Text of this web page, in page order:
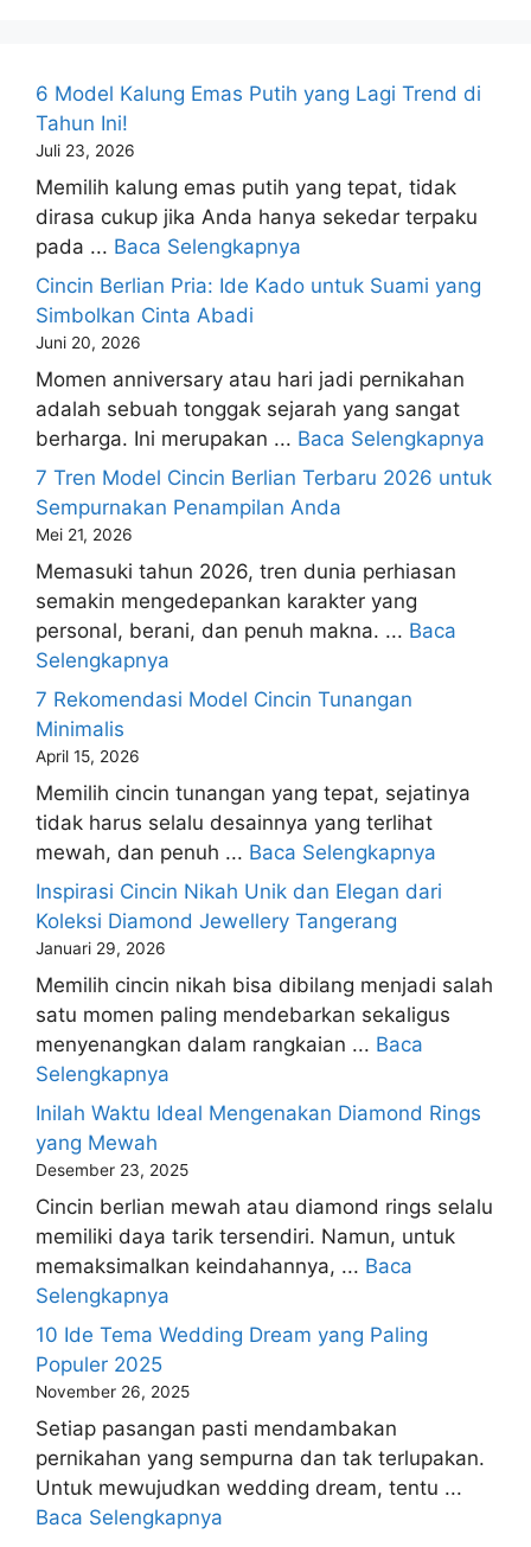
6 Model Kalung Emas Putih yang Lagi Trend di
Tahun Ini!
Juli 23, 2026
Memilih kalung emas putih yang tepat, tidak
dirasa cukup jika Anda hanya sekedar terpaku
pada ... Baca Selengkapnya
Cincin Berlian Pria: Ide Kado untuk Suami yang
Simbolkan Cinta Abadi
Juni 20, 2026
Momen anniversary atau hari jadi pernikahan
adalah sebuah tonggak sejarah yang sangat
berharga. Ini merupakan ... Baca Selengkapnya
7 Tren Model Cincin Berlian Terbaru 2026 untuk
Sempurnakan Penampilan Anda
Mei 21, 2026
Memasuki tahun 2026, tren dunia perhiasan
semakin mengedepankan karakter yang
personal, berani, dan penuh makna. ... Baca
Selengkapnya
7 Rekomendasi Model Cincin Tunangan
Minimalis
April 15, 2026
Memilih cincin tunangan yang tepat, sejatinya
tidak harus selalu desainnya yang terlihat
mewah, dan penuh ... Baca Selengkapnya
Inspirasi Cincin Nikah Unik dan Elegan dari
Koleksi Diamond Jewellery Tangerang
Januari 29, 2026
Memilih cincin nikah bisa dibilang menjadi salah
satu momen paling mendebarkan sekaligus
menyenangkan dalam rangkaian ... Baca
Selengkapnya
Inilah Waktu Ideal Mengenakan Diamond Rings
yang Mewah
Desember 23, 2025
Cincin berlian mewah atau diamond rings selalu
memiliki daya tarik tersendiri. Namun, untuk
memaksimalkan keindahannya, ... Baca
Selengkapnya
10 Ide Tema Wedding Dream yang Paling
Populer 2025
November 26, 2025
Setiap pasangan pasti mendambakan
pernikahan yang sempurna dan tak terlupakan.
Untuk mewujudkan wedding dream, tentu ...
Baca Selengkapnya